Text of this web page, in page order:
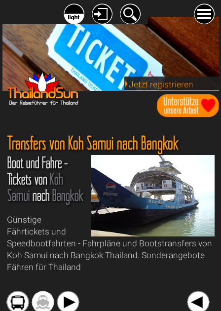
Jetzt registrieren
Transfers von Koh Samui nach Bangkok
Boot und Fähre -
Tickets von Koh
Samuinach Bangkok
Günstige
Fährtickets und
Speedbootfahrten - Fahrpläne und Bootstransfers von
Koh Samui nach Bangkok Thailand. Sonderangebote
Fähren für Thailand